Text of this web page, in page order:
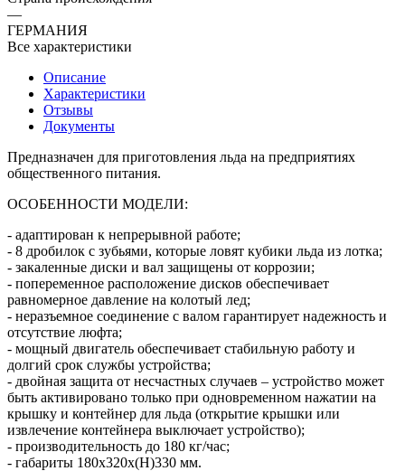
—
ГЕРМАНИЯ
Все характеристики
Описание
Характеристики
Отзывы
Документы
Предназначен для приготовления льда на предприятиях
общественного питания.
ОСОБЕННОСТИ МОДЕЛИ:
- адаптирован к непрерывной работе;
- 8 дробилок с зубьями, которые ловят кубики льда из лотка;
- закаленные диски и вал защищены от коррозии;
- попеременное расположение дисков обеспечивает
равномерное давление на колотый лед;
- неразъемное соединение с валом гарантирует надежность и
отсутствие люфта;
- мощный двигатель обеспечивает стабильную работу и
долгий срок службы устройства;
- двойная защита от несчастных случаев – устройство может
быть активировано только при одновременном нажатии на
крышку и контейнер для льда (открытие крышки или
извлечение контейнера выключает устройство);
- производительность до 180 кг/час;
- габариты 180x320x(H)330 мм.